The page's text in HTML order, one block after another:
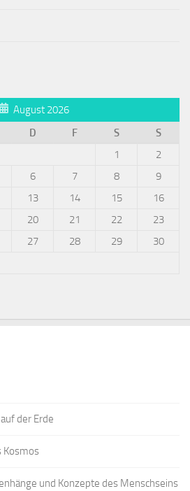
August 2026
D F S
S
1
2
6 7 8
9
13 14 15
16
20 21 22
23
27 28 29
30
der Erde
Kosmos
und Konzepte des Menschseins